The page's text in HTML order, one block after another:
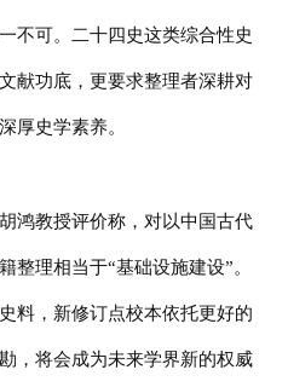
不可。二十四史这类综合性史
献功底，更要求整理者深耕对
厚史学素养。
鸿教授评价称，对以中国古代
整理相当于“基础设施建设”。
料，新修订点校本依托更好的
，将会成为未来学界新的权威